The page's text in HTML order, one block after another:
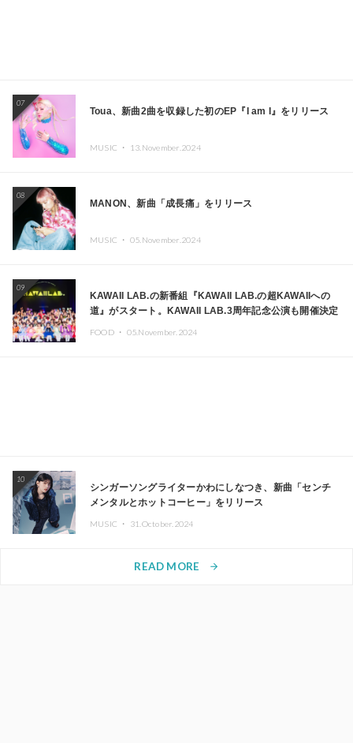
07
Toua、新曲2曲を収録した初のEP『I am I』をリリース
MUSIC ・ 13.November.2024
08
MANON、新曲「成長痛」をリリース
MUSIC ・ 05.November.2024
09
KAWAII LAB.の新番組『KAWAII LAB.の超KAWAIIへの
道』がスタート。KAWAII LAB.3周年記念公演も開催決定
FOOD ・ 05.November.2024
10
シンガーソングライターかわにしなつき、新曲「センチ
メンタルとホットコーヒー」をリリース
MUSIC ・ 31.October.2024
READ MORE arrow_forward